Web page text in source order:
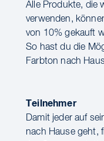
Alle Produkte, die
verwenden,
von 10% gekauft
So hast du die
Farbton nach
Teilnehmer
Damit jeder auf
nach Hause geht,